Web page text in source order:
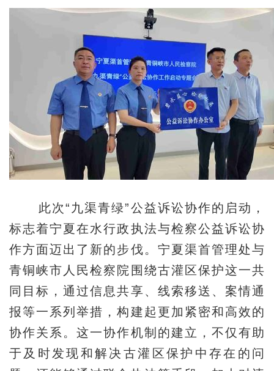
此次“九渠青绿”公益诉讼协作的启动，
标志着宁夏在水行政执法与检察公益诉讼协
作方面迈出了新的步伐。宁夏渠首管理处与
青铜峡市人民检察院围绕古灌区保护这一共
同目标，通过信息共享、线索移送、案情通
报等一系列举措，构建起更加紧密和高效的
协作关系。这一协作机制的建立，不仅有助
于及时发现和解决古灌区保护中存在的问